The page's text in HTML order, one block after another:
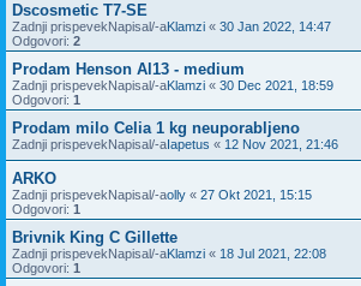
Dscosmetic T7-SE
Zadnji prispevekNapisal/-aKlamzi « 30 Jan 2022, 14:47
Odgovori: 2
Prodam Henson Al13 - medium
Zadnji prispevekNapisal/-aKlamzi « 30 Dec 2021, 18:59
Odgovori: 1
Prodam milo Celia 1 kg neuporabljeno
Zadnji prispevekNapisal/-aIapetus « 12 Nov 2021, 21:46
ARKO
Zadnji prispevekNapisal/-aolly « 27 Okt 2021, 15:15
Odgovori: 1
Brivnik King C Gillette
Zadnji prispevekNapisal/-aKlamzi « 18 Jul 2021, 22:08
Odgovori: 1